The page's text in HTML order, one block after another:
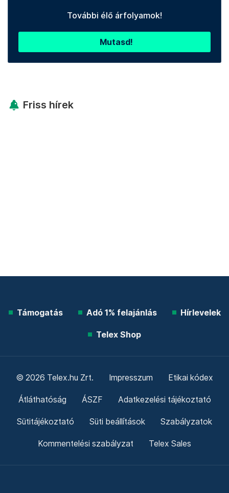
További élő árfolyamok!
Mutasd!
Friss hírek
Támogatás Adó 1% felajánlás Hírlevelek
Telex Shop
© 2026 Telex.hu Zrt. Impresszum Etikai kódex
Átláthatóság ÁSZF Adatkezelési tájékoztató
Sütitájékoztató Süti beállítások Szabályzatok
Kommentelési szabályzat Telex Sales